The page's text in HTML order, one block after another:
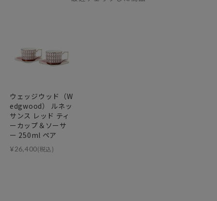
ウェッジウッド（W
edgwood） ルネッ
サンス レッド ティ
ーカップ＆ソーサ
ー 250ml ペア
¥26,400(税込)